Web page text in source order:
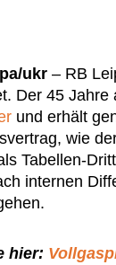
ukr – RB
Der 45 Jahre
und erhält
wie
Tabellen-
internen
hier: